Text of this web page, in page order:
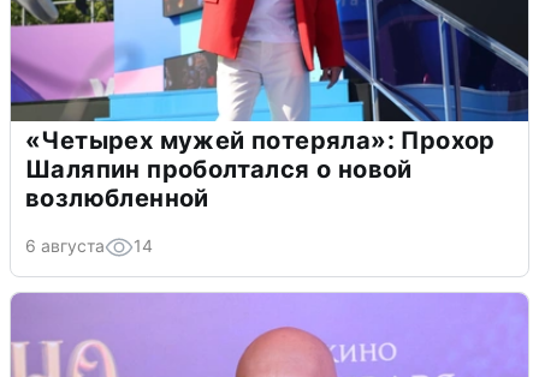
«Четырех мужей потеряла»: Прохор
Шаляпин проболтался о новой
возлюбленной
6 августа 14